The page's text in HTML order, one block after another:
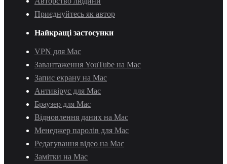
Приєднуйтесь як автор
Найкращі застосунки
VPN для Mac
Завантаження YouTube на Mac
Запис екрану на Mac
Антивірус для Mac
Браузер для Mac
Відновлення даних на Mac
Менеджер паролів для Mac
Редагування відео на Mac
Замітки на Mac